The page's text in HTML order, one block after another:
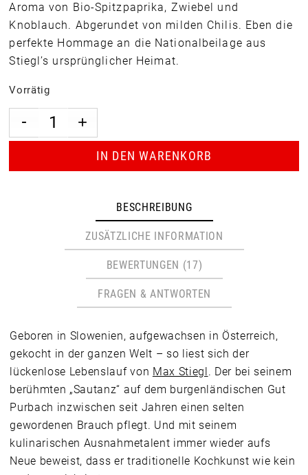
Aroma von Bio-Spitzpaprika, Zwiebel und
Knoblauch. Abgerundet von milden Chilis. Eben die
perfekte Hommage an die Nationalbeilage aus
Stiegl’s ursprünglicher Heimat.
Vorrätig
IN DEN WARENKORB
BESCHREIBUNG
ZUSÄTZLICHE INFORMATION
BEWERTUNGEN (17)
FRAGEN & ANTWORTEN
Geboren in Slowenien, aufgewachsen in Österreich,
gekocht in der ganzen Welt – so liest sich der
lückenlose Lebenslauf von Max Stiegl. Der bei seinem
berühmten „Sautanz“ auf dem burgenländischen Gut
Purbach inzwischen seit Jahren einen selten
gewordenen Brauch pflegt. Und mit seinem
kulinarischen Ausnahmetalent immer wieder aufs
Neue beweist, dass er traditionelle Kochkunst wie kein